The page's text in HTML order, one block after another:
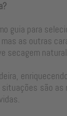
guia para
mas as outras
secagem
são